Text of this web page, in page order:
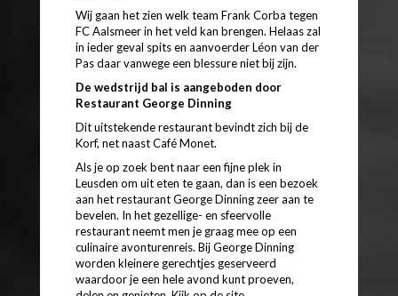
Wij gaan het zien welk team Frank Corba tegen
FC Aalsmeer in het veld kan brengen. Helaas zal
in ieder geval spits en aanvoerder Léon van der
Pas daar vanwege een blessure niet bij zijn.
De wedstrijd bal is aangeboden door
Restaurant George Dinning
Dit uitstekende restaurant bevindt zich bij de
Korf, net naast Café Monet.
Als je op zoek bent naar een fijne plek in
Leusden om uit eten te gaan, dan is een bezoek
aan het restaurant George Dinning zeer aan te
bevelen. In het gezellige- en sfeervolle
restaurant neemt men je graag mee op een
culinaire avonturenreis. Bij George Dinning
worden kleinere gerechtjes geserveerd
waardoor je een hele avond kunt proeven,